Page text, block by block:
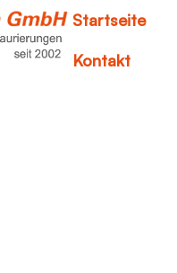
Startseite
Kontakt